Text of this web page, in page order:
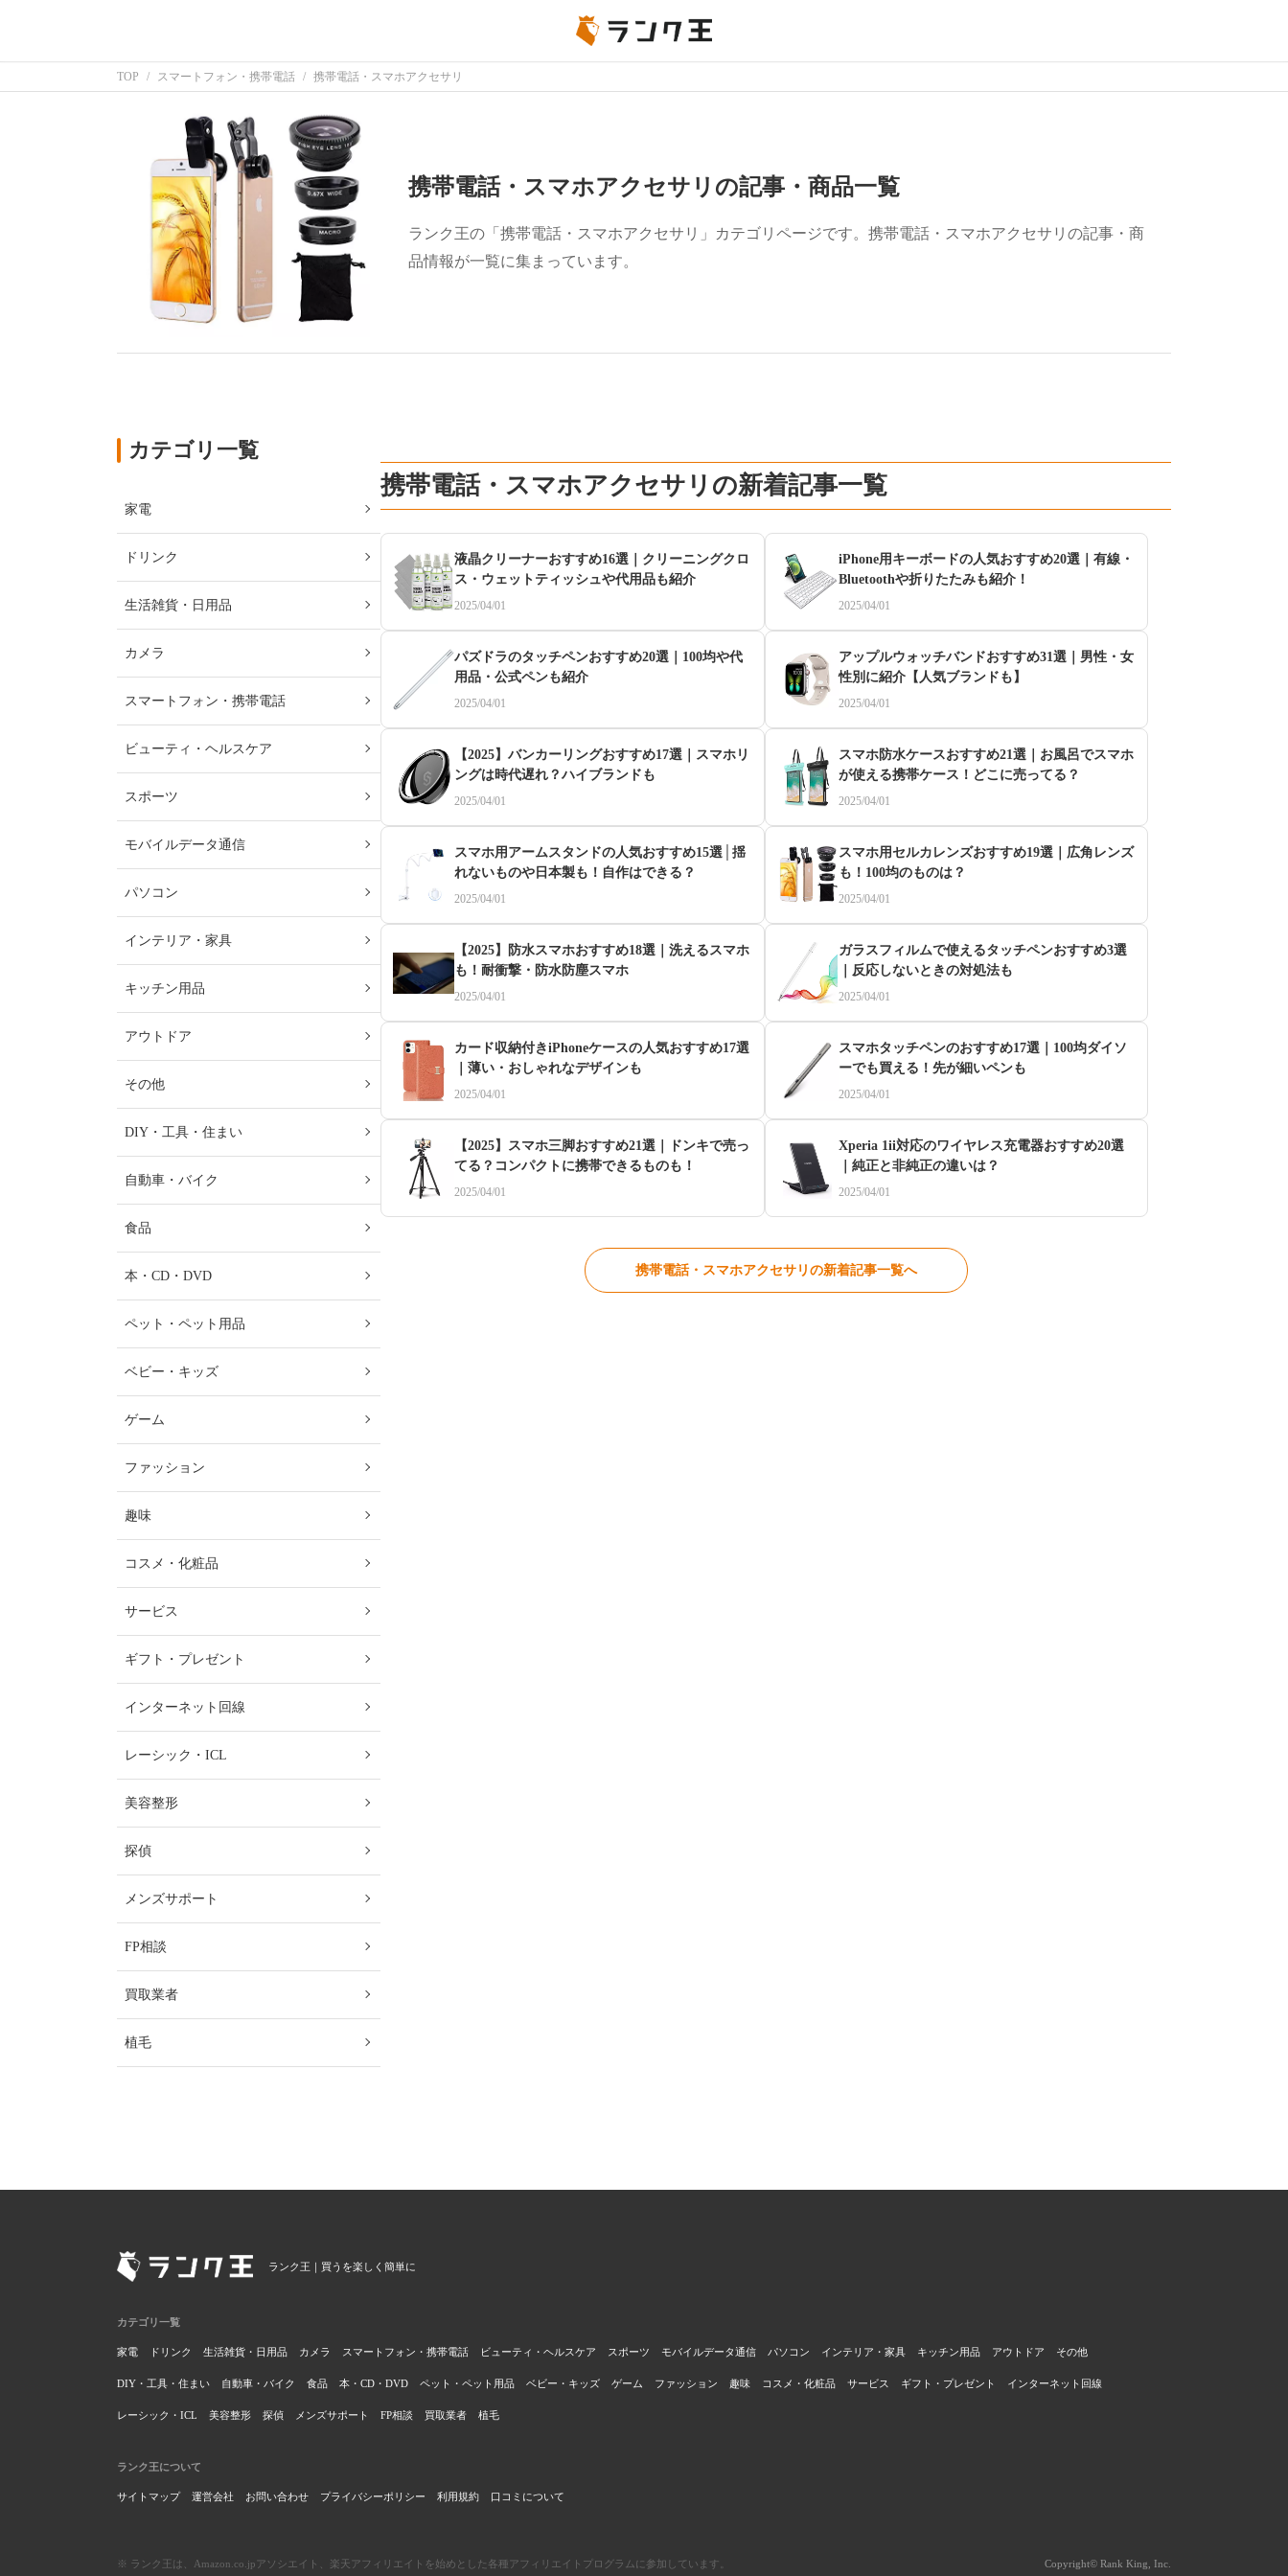
TOP スマートフォン・携帯電話 携帯電話・スマホアクセサリ
携帯電話・スマホアクセサリの記事・商品一覧
ランク王の「携帯電話・スマホアクセサリ」カテゴリページです。携帯電話・スマホアクセサリの記事・商
品情報が一覧に集まっています。
携帯電話・スマホアクセサリの新着記事一覧
液晶クリーナーおすすめ16選｜クリーニングクロ
ス・ウェットティッシュや代用品も紹介
2025/04/01
iPhone用キーボードの人気おすすめ20選｜有線・
Bluetoothや折りたたみも紹介！
2025/04/01
パズドラのタッチペンおすすめ20選｜100均や代
用品・公式ペンも紹介
2025/04/01
アップルウォッチバンドおすすめ31選｜男性・女
性別に紹介【人気ブランドも】
2025/04/01
【2025】バンカーリングおすすめ17選｜スマホリ
ングは時代遅れ？ハイブランドも
2025/04/01
スマホ防水ケースおすすめ21選｜お風呂でスマホ
が使える携帯ケース！どこに売ってる？
2025/04/01
スマホ用アームスタンドの人気おすすめ15選│揺
れないものや日本製も！自作はできる？
2025/04/01
スマホ用セルカレンズおすすめ19選｜広角レンズ
も！100均のものは？
2025/04/01
【2025】防水スマホおすすめ18選｜洗えるスマホ
も！耐衝撃・防水防塵スマホ
2025/04/01
ガラスフィルムで使えるタッチペンおすすめ3選
｜反応しないときの対処法も
2025/04/01
カード収納付きiPhoneケースの人気おすすめ17選
｜薄い・おしゃれなデザインも
2025/04/01
スマホタッチペンのおすすめ17選｜100均ダイソ
ーでも買える！先が細いペンも
2025/04/01
【2025】スマホ三脚おすすめ21選｜ドンキで売っ
てる？コンパクトに携帯できるものも！
2025/04/01
Xperia 1ii対応のワイヤレス充電器おすすめ20選
｜純正と非純正の違いは？
2025/04/01
携帯電話・スマホアクセサリの新着記事一覧へ
カテゴリ一覧
家電
ドリンク
生活雑貨・日用品
カメラ
スマートフォン・携帯電話
ビューティ・ヘルスケア
スポーツ
モバイルデータ通信
パソコン
インテリア・家具
キッチン用品
アウトドア
その他
DIY・工具・住まい
自動車・バイク
食品
本・CD・DVD
ペット・ペット用品
ベビー・キッズ
ゲーム
ファッション
趣味
コスメ・化粧品
サービス
ギフト・プレゼント
インターネット回線
レーシック・ICL
美容整形
探偵
メンズサポート
FP相談
買取業者
植毛
ランク王｜買うを楽しく簡単に
カテゴリ一覧
家電 ドリンク 生活雑貨・日用品 カメラ スマートフォン・携帯電話 ビューティ・ヘルスケア スポーツ モバイルデータ通信 パソコン インテリア・家具 キッチン用品 アウトドア その他
DIY・工具・住まい 自動車・バイク 食品 本・CD・DVD ペット・ペット用品 ベビー・キッズ ゲーム ファッション 趣味 コスメ・化粧品 サービス ギフト・プレゼント インターネット回線
レーシック・ICL 美容整形 探偵 メンズサポート FP相談 買取業者 植毛
ランク王について
サイトマップ 運営会社 お問い合わせ プライバシーポリシー 利用規約 口コミについて
※ ランク王は、Amazon.co.jpアソシエイト、楽天アフィリエイトを始めとした各種アフィリエイトプログラムに参加しています。 Copyright© Rank King, Inc.